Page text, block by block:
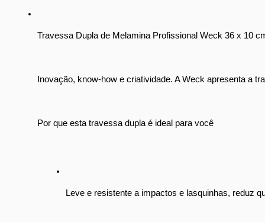
Travessa Dupla de Melamina Profissional Weck 36 x 10
Inovação, know-how e criatividade. A Weck apresenta a
Por que esta travessa dupla é ideal para você
Leve e resistente a impactos e lasquinhas, reduz